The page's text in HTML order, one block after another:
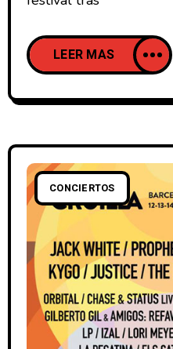
LEER MAS
CONCIERTOS